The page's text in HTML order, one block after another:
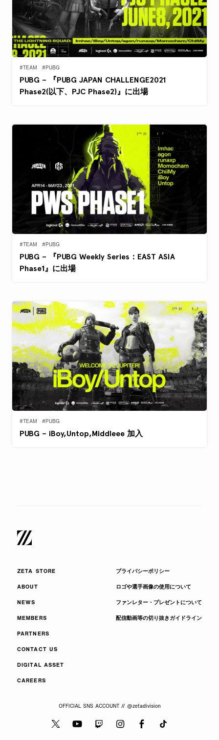
#TEAM #PUBG
PUBG – 『PUBG JAPAN CHALLENGE2021
Phase2(以下、PJC Phase2)』に出場
#TEAM #PUBG
PUBG – 『PUBG Weekly Series：EAST ASIA
Phase1』に出場
#TEAM #PUBG
PUBG – iBoy,Untop,Middleee 加入
ZETA STORE
ABOUT
NEWS
MEMBERS
PARTNERS
CONTACT US
DIGITAL ASSET
CAREERS
プライバシーポリシー
ロゴや選手画像の使用について
ファンレター・プレゼントについて
配信動画等の切り抜きガイドライン
OFFICIAL SNS ACCOUNT // @zetadivision